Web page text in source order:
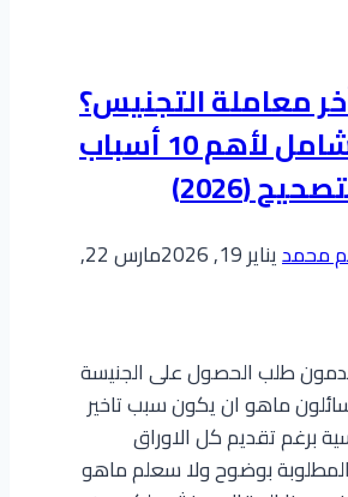
معاملة التجنيس؟
دليلك الشامل لأهم 10 أسباب
(2026)
محمديناير 19, 2026
مارس 22,
طلب الحصول على الجنيسة
ماهو ان يكون سبب تاخير
برغم تقديم كل الاوراق
بوضوح ولا سعلم ماهو